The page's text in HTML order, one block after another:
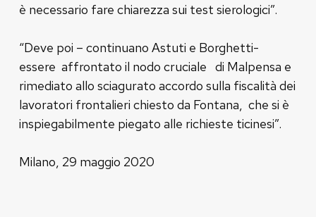
è necessario fare chiarezza sui test sierologici”.
“Deve poi – continuano Astuti e Borghetti-
essere affrontato il nodo cruciale di Malpensa e
rimediato allo sciagurato accordo sulla fiscalità dei
lavoratori frontalieri chiesto da Fontana, che si è
inspiegabilmente piegato alle richieste ticinesi”.
Milano, 29 maggio 2020